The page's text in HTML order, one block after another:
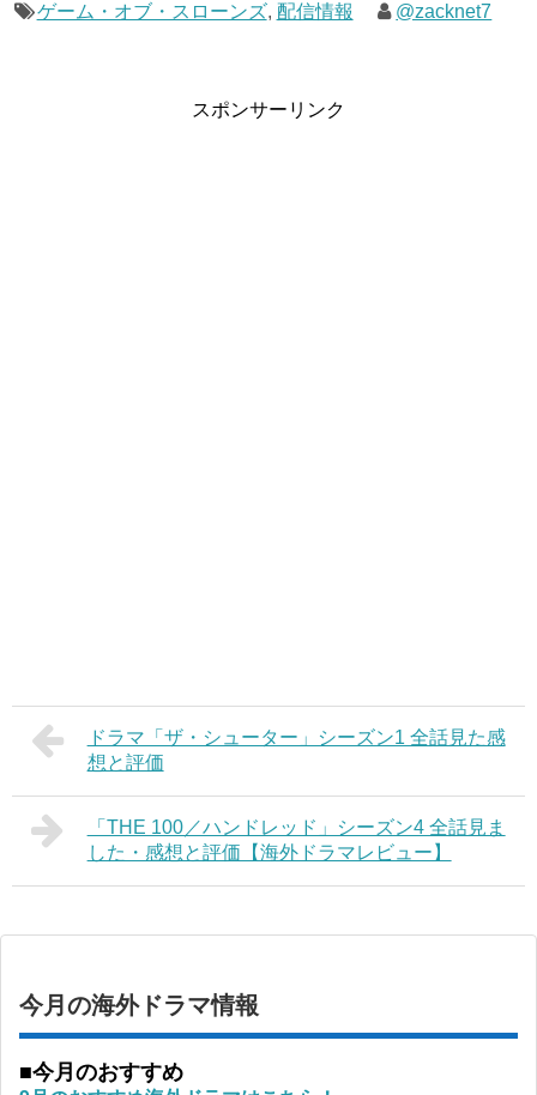
ゲーム・オブ・スローンズ, 配信情報 @zacknet7
スポンサーリンク
ドラマ「ザ・シューター」シーズン1 全話見た感
想と評価
「THE 100／ハンドレッド」シーズン4 全話見ま
した・感想と評価【海外ドラマレビュー】
今月の海外ドラマ情報
■今月のおすすめ